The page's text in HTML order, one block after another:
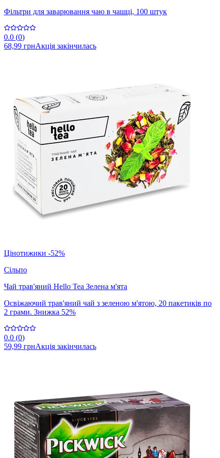
Фільтри для заварювання чаю в чашці, 100 штук
0.0 (0)
68,99 грнАкція закінчилась
Цінотижики -52%
Сільпо
Чай трав'яний Hello Tea Зелена м'ята
Освіжаючий трав'яний чай з зеленою м'ятою, 20 пакетиків по
2 грами. Знижка 52%
0.0 (0)
59,99 грнАкція закінчилась